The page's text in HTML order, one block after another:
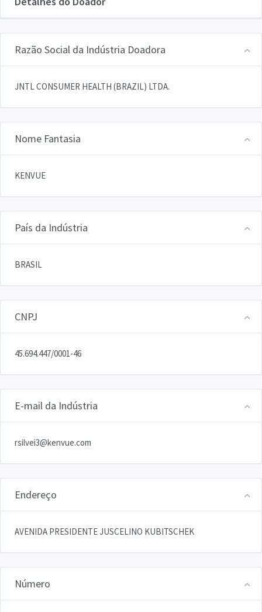
Razão Social da Indústria Doadora
JNTL CONSUMER HEALTH (BRAZIL) LTDA.
Nome Fantasia
KENVUE
País da Indústria
BRASIL
CNPJ
45.694.447/0001-46
E-mail da Indústria
rsilvei3@kenvue.com
Endereço
AVENIDA PRESIDENTE JUSCELINO KUBITSCHEK
Número